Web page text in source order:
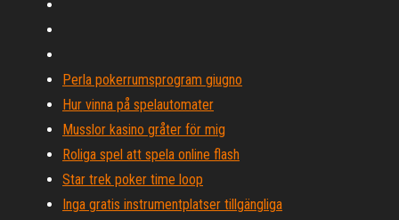
Perla pokerrumsprogram giugno
Hur vinna på spelautomater
Musslor kasino gråter för mig
Roliga spel att spela online flash
Star trek poker time loop
Inga gratis instrumentplatser tillgängliga